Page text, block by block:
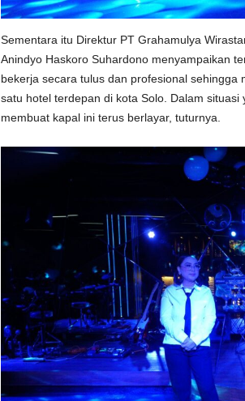
Sementara itu Direktur PT Grahamulya
Anindyo Haskoro Suhardono menyampaikan
bekerja secara tulus dan profesional
satu hotel terdepan di kota Solo. Dalam
membuat kapal ini terus berlayar, tuturnya.